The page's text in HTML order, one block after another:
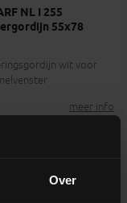
Over
NL I 255
55x78
wit voor
meer info